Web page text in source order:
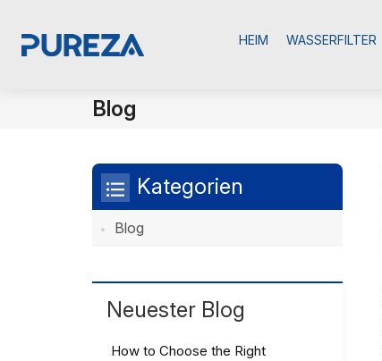
HEIM WASSERFILTER
Blog
Kategorien
Blog
Neuester Blog
How to Choose the Right